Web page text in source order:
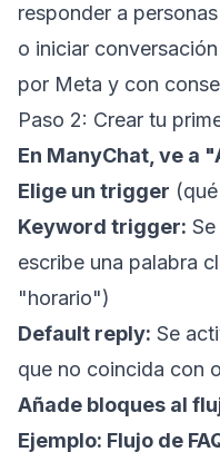
responder a
o iniciar
por Meta y con
Paso 2: Crear tu
En ManyChat, ve a
Elige un trigger
Keyword trigger:
escribe una palabra
"horario")
Default reply: Se
que no coincida con
Añade bloques al
Ejemplo: Flujo de